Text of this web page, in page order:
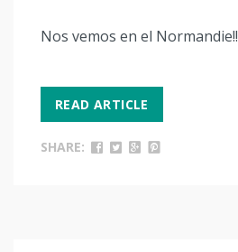
Nos vemos en el Normandie!!
READ ARTICLE
SHARE: